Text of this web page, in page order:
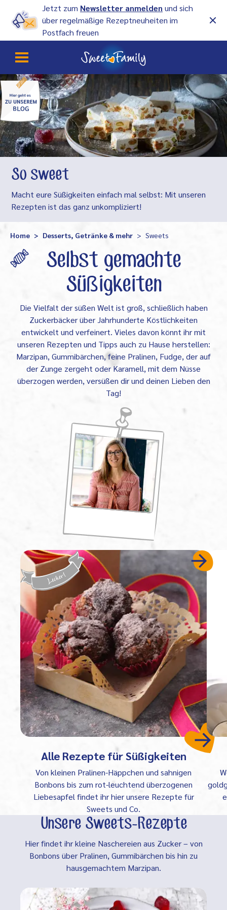
Jetzt zum Newsletter anmelden und sich
über regelmäßige Rezeptneuheiten im
Postfach freuen
So sweet
Macht eure Süßigkeiten einfach mal selbst: Mit unseren
Rezepten ist das ganz unkompliziert!
Home Desserts, Getränke & mehr Sweets
Selbst gemachte
Süßigkeiten
Die Vielfalt der süßen Welt ist groß, schließlich haben
Zuckerbäcker über Jahrhunderte Köstlichkeiten
entwickelt und verfeinert. Vieles davon könnt ihr mit
unseren Rezepten und Tipps auch zu Hause herstellen:
Marzipan, Gummibärchen, feine Pralinen, Fudge, der auf
der Zunge zergeht oder Karamell, mit dem Nüsse
überzogen werden, versüßen dir und deinen Lieben den
Tag!
Alle Rezepte für Süßigkeiten
Von kleinen Pralinen-Häppchen und sahnigen
Bonbons bis zum rot-leuchtend überzogenen
Liebesapfel findet ihr hier unsere Rezepte für
Sweets und Co.
Unsere Sweets-Rezepte
Hier findet ihr kleine Naschereien aus Zucker – von
Bonbons über Pralinen, Gummibärchen bis hin zu
hausgemachtem Marzipan.